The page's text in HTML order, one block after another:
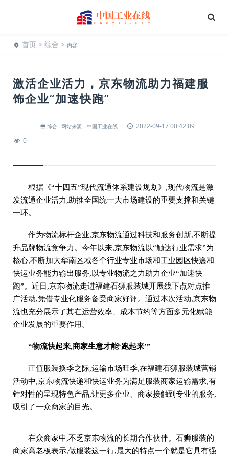
首页 > 综合 > 内容
激活企业活力，京东物流助力福建服
饰企业“加速快跑”
综合 网站来源：中国工业在线
2022-09-17 00:42:09
0
根据《“十四五”现代流通体系建设规划》,现代物流是激
发流通企业活力,助推全国统一大市场建设的重要支撑和关键
一环。
作为物流标杆企业,京东物流通过科技和服务创新,不断提
升品牌物流竞争力。今年以来,京东物流以“触达行业需求”为
核心,不断加大华南区域各个行业专业市场和工业园区快递和
快运业务能力输出服务,以专业物流之力助力企业“加速快
跑”。近日,京东物流走进福建石狮服装城开展线下点对点推
广活动,凭借专业化服务备受商家好评。通过本次活动,京东物
流也充分展示了其在运营效率、成本节约等方面多元化赋能
企业发展的重要作用。
“物流快起来,商家生意才能‘跑起来’”
正值服装换季之际,运输市场旺季,在福建石狮服装城营销
活动中,京东物流快递和快运业务为满足服装商家运输需求,有
针对性的呈现特色产品,让更多企业、商家接触到专业的服务,
吸引了一众商家的目光。
在众商家中,不乏京东物流的长期合作伙伴。石狮服装的
商家高老板表示,做服装这一行,最大的特点一个就是它具有强